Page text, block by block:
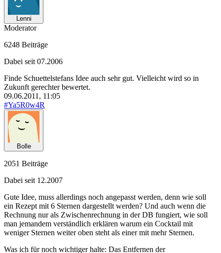
Lenni
Moderator
6248 Beiträge
Dabei seit 07.2006
Finde Schuettelstefans Idee auch sehr gut. Vielleicht wird so in
Zukunft gerechter bewertet.
09.06.2011, 11:05
#Ya5R0w4R
Bolle
2051 Beiträge
Dabei seit 12.2007
Gute Idee, muss allerdings noch angepasst werden, denn wie soll
ein Rezept mit 6 Sternen dargestellt werden? Und auch wenn die
Rechnung nur als Zwischenrechnung in der DB fungiert, wie soll
man jemandem verständlich erklären warum ein Cocktail mit
weniger Sternen weiter oben steht als einer mit mehr Sternen.
Was ich für noch wichtiger halte: Das Entfernen der